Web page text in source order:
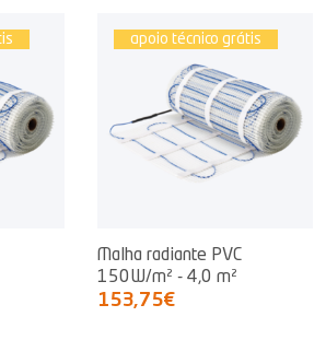
apoio técnico grátis
Malha radiante PVC
150W/m² - 4,0 m²
153,75€